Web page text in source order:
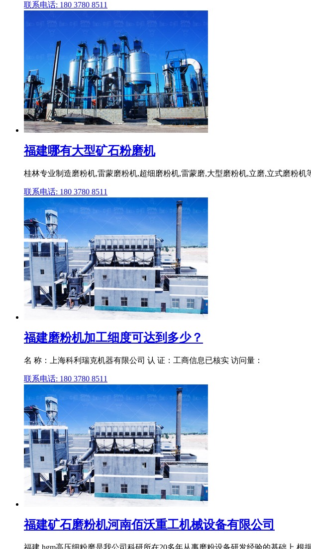
联系电话: 180 3780 8511
福建哪有大型矿石粉磨机
桂林专业制造磨粉机,雷蒙磨粉机,超细磨粉机,雷蒙磨,大型磨粉机,立磨,立式磨粉
联系电话: 180 3780 8511
福建磨粉机加工细度可达到多少？
名 称：上海科利瑞克机器有限公司 认 证：工商信息已核实 访问量：
联系电话: 180 3780 8511
福建矿石磨粉机河南佰沃重工机械设备有限公司
福建 hgm高压细粉磨是我公司科研所在20多年从事磨粉设备研发经验的基础上,